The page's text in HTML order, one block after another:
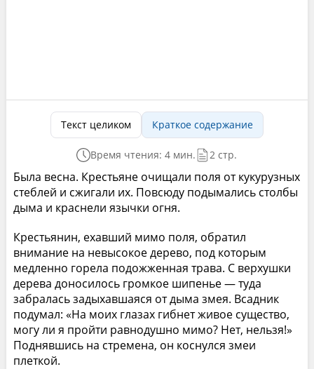
Текст целиком Краткое содержание
Время чтения: 4 мин. 2 стр.
Была весна. Крестьяне очищали поля от кукурузных
стеблей и сжигали их. Повсюду подымались столбы
дыма и краснели язычки огня.
Крестьянин, ехавший мимо поля, обратил
внимание на невысокое дерево, под которым
медленно горела подожженная трава. С верхушки
дерева доносилось громкое шипенье — туда
забралась задыхавшаяся от дыма змея. Всадник
подумал: «На моих глазах гибнет живое существо,
могу ли я пройти равнодушно мимо? Нет, нельзя!»
Поднявшись на стремена, он коснулся змеи
плеткой.